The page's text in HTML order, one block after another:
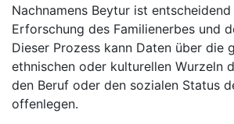
Nachnamens Beytur ist
Erforschung des Familienerbes und
Dieser Prozess kann Daten über die
ethnischen oder kulturellen Wurzeln
den Beruf oder den sozialen Status
offenlegen.